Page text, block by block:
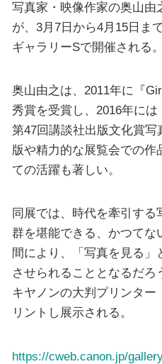
写真家・映像作家の奥山由
が、3月7日から4月15日ま
ギャラリーSで開催される。
奥山由之は、2011年に『
秀賞を受賞し、2016年に
第47回講談社出版文化賞
版や精力的な展覧会での作
ての活躍も著しい。
同展では、時代を牽引す
群を堪能できる、かつてな
間により、「写真を見る
させられることとなるだ
キヤノンの大判プリンター
リントし展示される。
https://cweb.canon.jp/